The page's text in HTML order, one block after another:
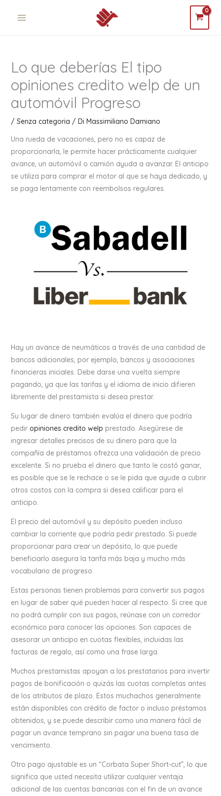
Lo que deberías El tipo
opiniones credito welp de un
automóvil Progreso
/ Senza categoria / Di Massimiliano Damiano
Una rueda de vacaciones, pero no es capaz de
proporcionarla, le permite hacer prácticamente cualquier
avance, un automóvil o camión ayuda a avanzar. El anticipo
se utiliza para comprar el motor al que se haya dedicado, y
se paga lentamente con reembolsos regulares.
Hay un avance de neumáticos a través de una cantidad de
bancos adicionales, por ejemplo, bancos y asociaciones
financieras iniciales. Debe darse una vuelta siempre
pagando, ya que las tarifas y el idioma de inicio difieren
libremente del prestamista si desea prestar.
Su lugar de dinero también evalúa el dinero que podría
pedir opiniones credito welp prestado. Asegúrese de
ingresar detalles precisos de su dinero para que la
compañía de préstamos ofrezca una validación de precio
excelente. Si no prueba el dinero que tanto le costó ganar,
es posible que se le rechace o se le pida que ayude a cubrir
otros costos con la compra si desea calificar para el
anticipo.
El precio del automóvil y su depósito pueden incluso
cambiar la corriente que podría pedir prestado. Si puede
proporcionar para crear un depósito, lo que puede
beneficiarlo asegura la tarifa más baja y mucho más
vocabulario de progreso.
Estas personas tienen problemas para convertir sus pagos
en lugar de saber qué pueden hacer al respecto. Si cree que
no podrá cumplir con sus pagos, reúnase con un corredor
económico para conocer las opciones. Son capaces de
asesorar un anticipo en cuotas flexibles, incluidas las
facturas de regalo, así como una frase larga.
Muchos prestamistas apoyan a los prestatarios para invertir
pagos de bonificación o quizás las cuotas completas antes
de los atributos de plazo. Estos muchachos generalmente
están disponibles con crédito de factor o incluso préstamos
obtenidos, y se puede describir como una manera fácil de
pagar un avance temprano sin pagar una buena tasa de
vencimiento.
Otro pago ajustable es un “Corbata Super Short-cut”, lo que
significa que usted necesita utilizar cualquier ventaja
adicional de las cuentas bancarias con el fin de un avance